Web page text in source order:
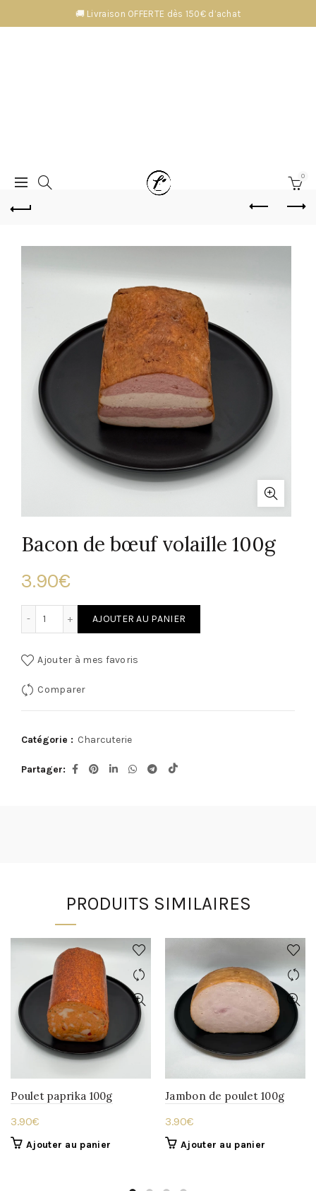
🚚 Livraison OFFERTE dès 150€ d’achat
0
Bacon de bœuf volaille 100g
3.90€
AJOUTER AU PANIER
Ajouter à mes favoris
Comparer
Catégorie : Charcuterie
Partager
PRODUITS SIMILAIRES
Poulet paprika 100g
3.90€
Ajouter au panier
Jambon de poulet 100g
3.90€
Ajouter au panier